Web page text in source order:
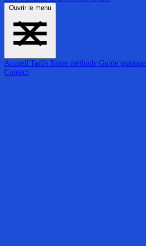
Ouvrir le menu
Accueil Tarifs Notre méthode Guide pratique
Contact
Accueil